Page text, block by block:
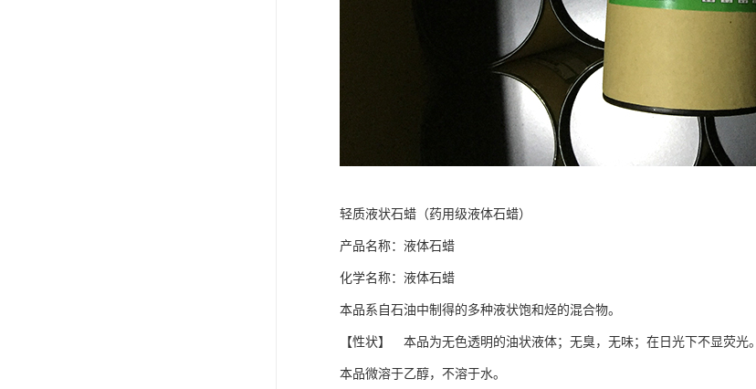
轻质液状石蜡（药用级液体石蜡）
产品名称：液体石蜡
化学名称：液体石蜡
本品系自石油中制得的多种液状饱和烃的混合物。
【性状】 本品为无色透明的油状液体；无臭，无味；在日光下不显荧光。
本品微溶于乙醇，不溶于水。